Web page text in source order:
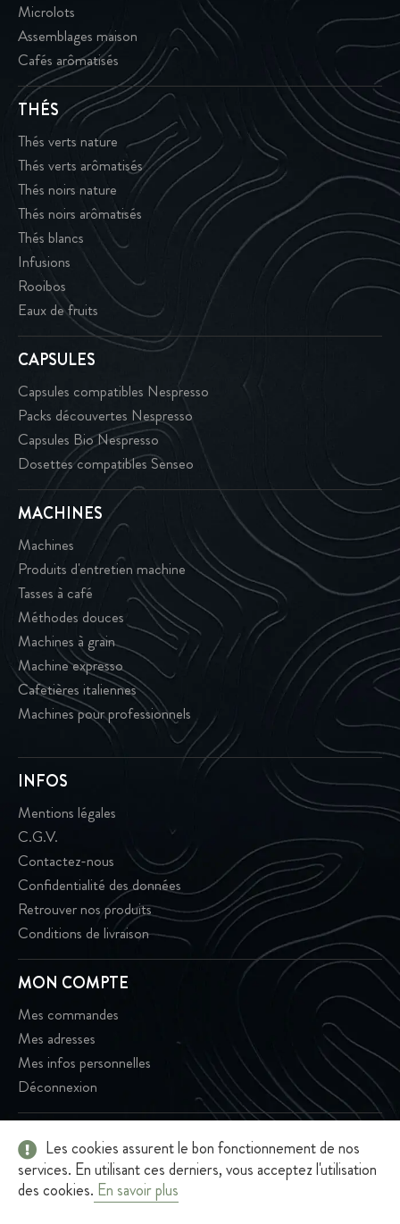
Les cookies assurent le bon fonctionnement de nos
services. En utilisant ces derniers, vous acceptez l'utilisation
des cookies. En savoir plus
Microlots
Assemblages maison
Cafés arômatisés
THÉS
Thés verts nature
Thés verts arômatisés
Thés noirs nature
Thés noirs arômatisés
Thés blancs
Infusions
Rooibos
Eaux de fruits
CAPSULES
Capsules compatibles Nespresso
Packs découvertes Nespresso
Capsules Bio Nespresso
Dosettes compatibles Senseo
MACHINES
Machines
Produits d'entretien machine
Tasses à café
Méthodes douces
Machines à grain
Machine expresso
Cafetières italiennes
Machines pour professionnels
INFOS
Mentions légales
C.G.V.
Contactez-nous
Confidentialité des données
Retrouver nos produits
Conditions de livraison
MON COMPTE
Mes commandes
Mes adresses
Mes infos personnelles
Déconnexion
2026 - Terroir Café - Tous droits réservés - Terroir Café - 301 rue
Jacques Cellier, 73100 Grésy-sur-Aix